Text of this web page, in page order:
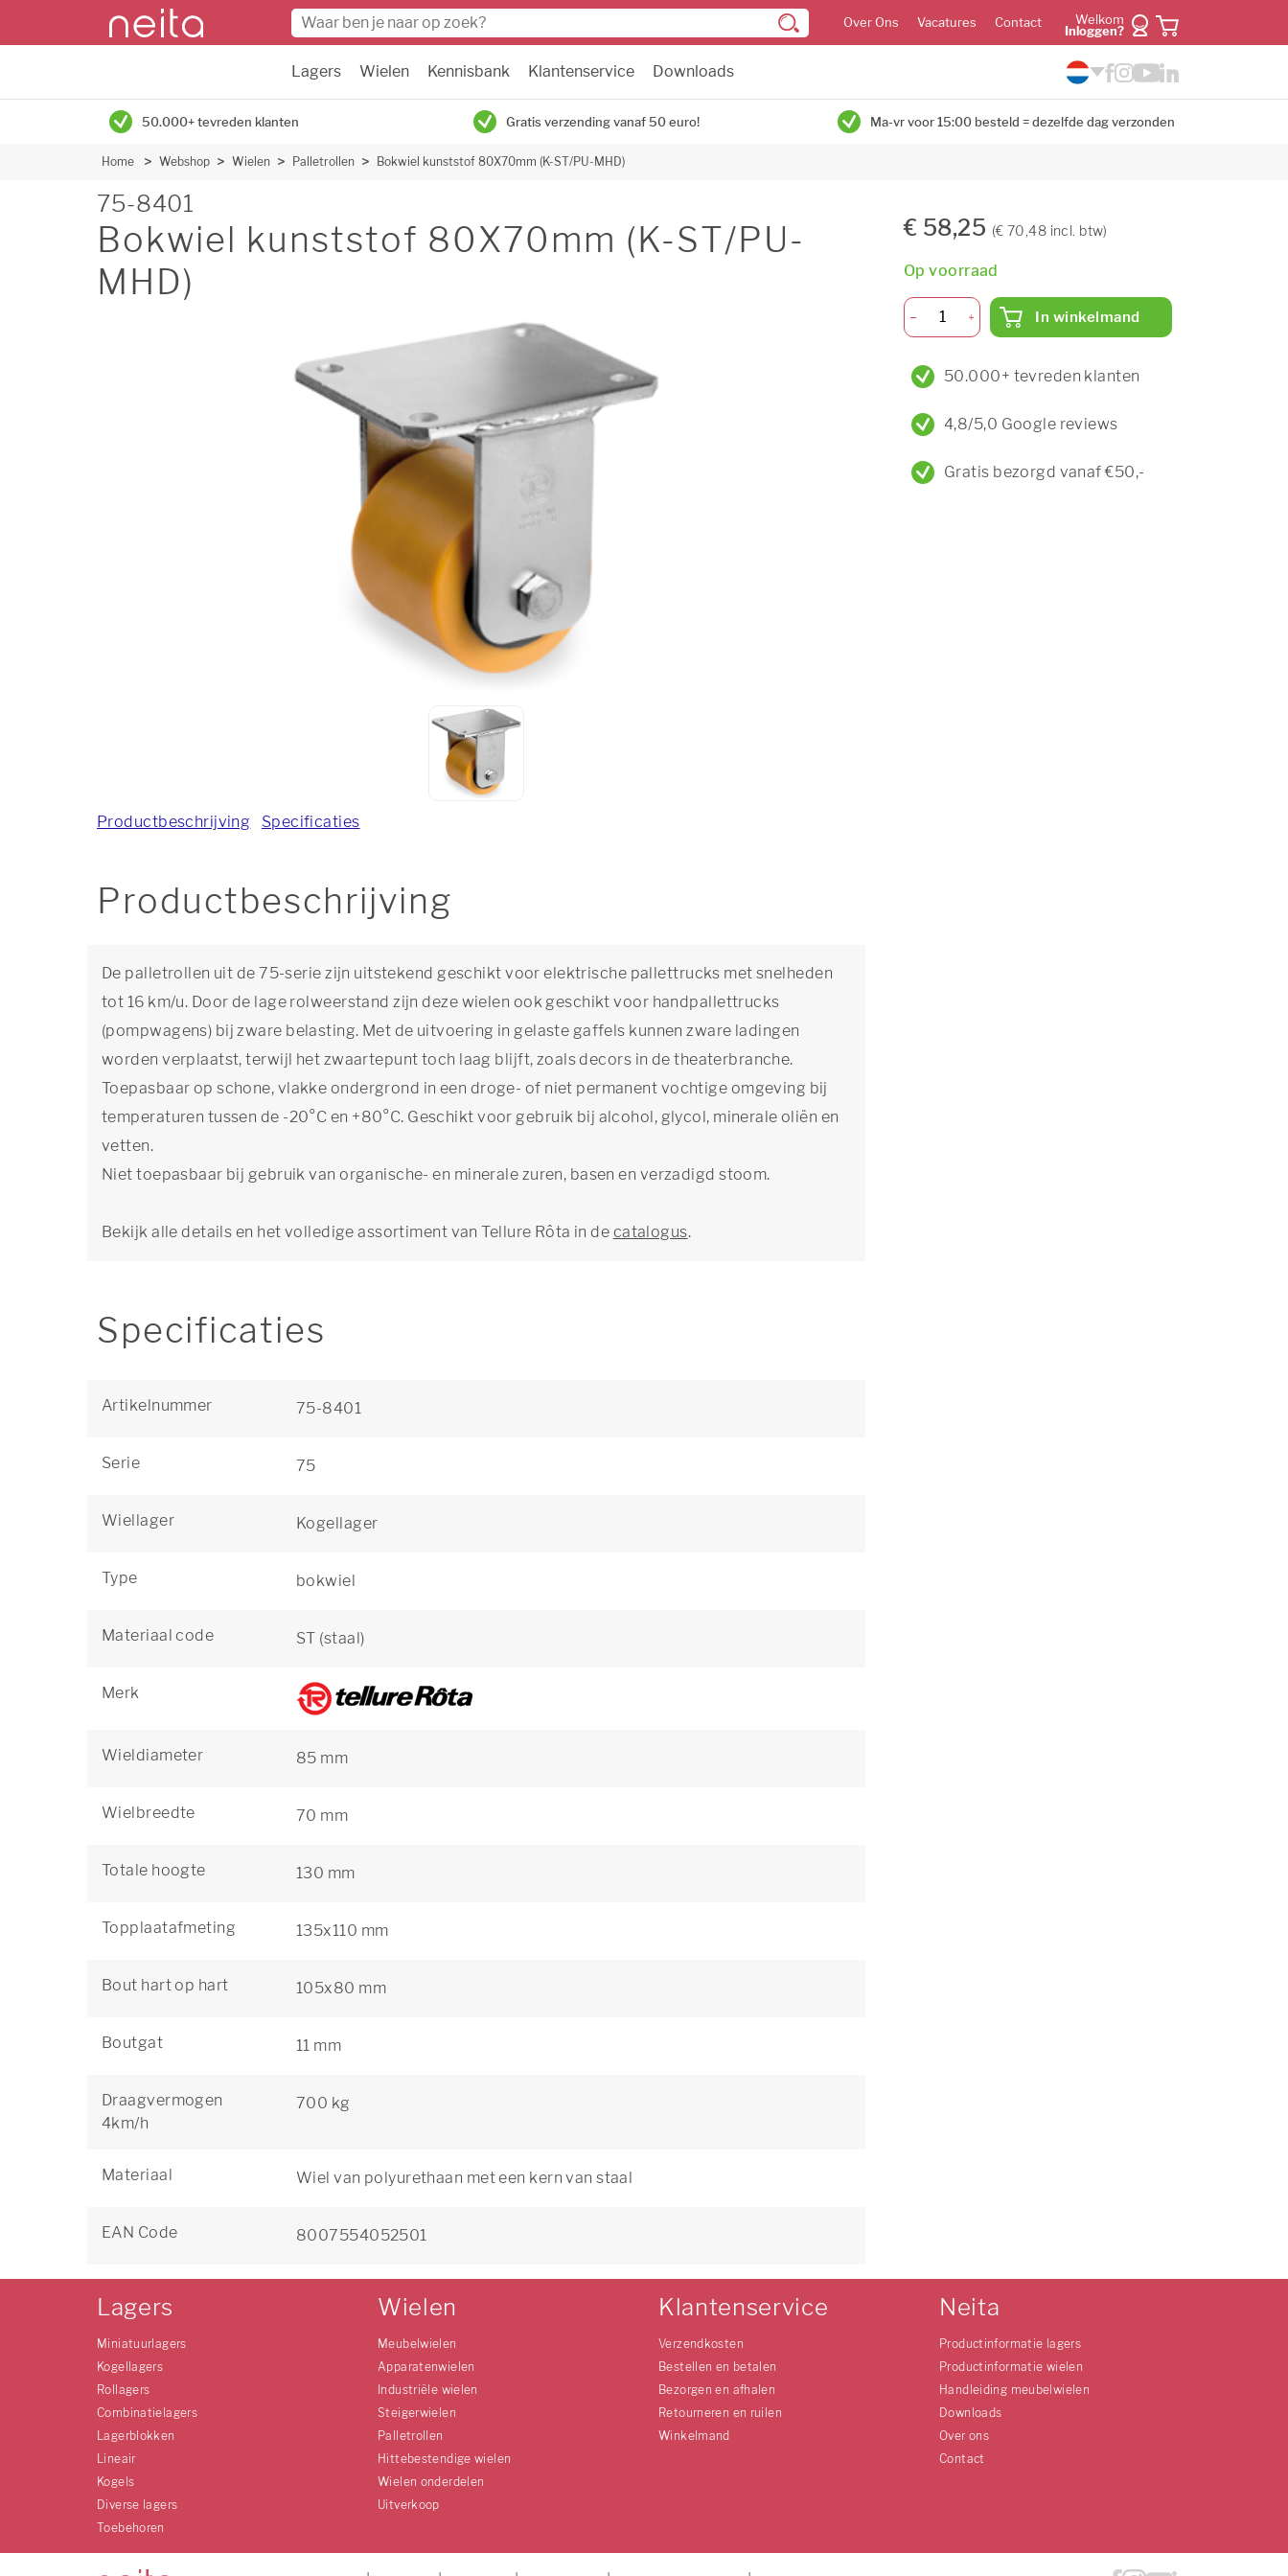
Over Ons Vacatures Contact
Welkom
Inloggen?
Lagers Wielen Kennisbank Klantenservice Downloads
50.000+ tevreden klanten Gratis verzending vanaf 50 euro! Ma-vr voor 15:00 besteld = dezelfde dag verzonden
Home Webshop Wielen Palletrollen Bokwiel kunststof 80X70mm (K-ST/PU-MHD)
75-8401
Bokwiel kunststof 80X70mm (K-ST/PU-
MHD)
Productbeschrijving Specificaties
Productbeschrijving
De palletrollen uit de 75-serie zijn uitstekend geschikt voor elektrische pallettrucks met snelheden
tot 16 km/u. Door de lage rolweerstand zijn deze wielen ook geschikt voor handpallettrucks
(pompwagens) bij zware belasting. Met de uitvoering in gelaste gaffels kunnen zware ladingen
worden verplaatst, terwijl het zwaartepunt toch laag blijft, zoals decors in de theaterbranche.
Toepasbaar op schone, vlakke ondergrond in een droge- of niet permanent vochtige omgeving bij
temperaturen tussen de -20°C en +80°C. Geschikt voor gebruik bij alcohol, glycol, minerale oliën en
vetten.
Niet toepasbaar bij gebruik van organische- en minerale zuren, basen en verzadigd stoom.
Bekijk alle details en het volledige assortiment van Tellure Rôta in de catalogus.
Specificaties
Artikelnummer 75-8401
Serie 75
Wiellager Kogellager
Type bokwiel
Materiaal code ST (staal)
Merk
Wieldiameter 85 mm
Wielbreedte 70 mm
Totale hoogte 130 mm
Topplaatafmeting 135x110 mm
Bout hart op hart 105x80 mm
Boutgat 11 mm
Draagvermogen
4km/h
700 kg
Materiaal Wiel van polyurethaan met een kern van staal
EAN Code 8007554052501
€ 58,25 (€ 70,48 incl. btw)
Op voorraad
In winkelmand
50.000+ tevreden klanten
4,8/5,0 Google reviews
Gratis bezorgd vanaf €50,-
Lagers
Miniatuurlagers
Kogellagers
Rollagers
Combinatielagers
Lagerblokken
Lineair
Kogels
Diverse lagers
Toebehoren
Wielen
Meubelwielen
Apparatenwielen
Industriële wielen
Steigerwielen
Palletrollen
Hittebestendige wielen
Wielen onderdelen
Uitverkoop
Klantenservice
Verzendkosten
Bestellen en betalen
Bezorgen en afhalen
Retourneren en ruilen
Winkelmand
Neita
Productinformatie lagers
Productinformatie wielen
Handleiding meubelwielen
Downloads
Over ons
Contact